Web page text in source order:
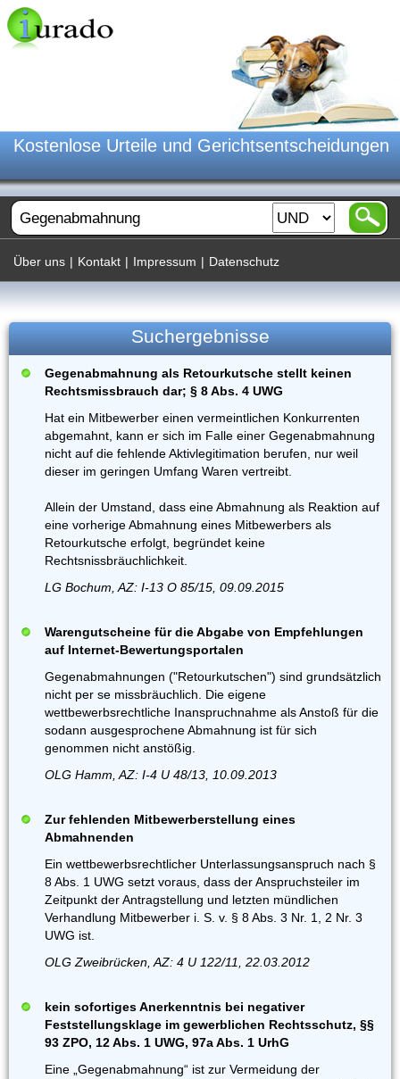
Kostenlose Urteile und Gerichtsentscheidungen
Über uns | Kontakt | Impressum | Datenschutz
Suchergebnisse
Gegenabmahnung als Retourkutsche stellt keinen
Rechtsmissbrauch dar; § 8 Abs. 4 UWG
Hat ein Mitbewerber einen vermeintlichen Konkurrenten
abgemahnt, kann er sich im Falle einer Gegenabmahnung
nicht auf die fehlende Aktivlegitimation berufen, nur weil
dieser im geringen Umfang Waren vertreibt.
Allein der Umstand, dass eine Abmahnung als Reaktion auf
eine vorherige Abmahnung eines Mitbewerbers als
Retourkutsche erfolgt, begründet keine
Rechtsnissbräuchlichkeit.
LG Bochum, AZ: I-13 O 85/15, 09.09.2015
Warengutscheine für die Abgabe von Empfehlungen
auf Internet-Bewertungsportalen
Gegenabmahnungen ("Retourkutschen") sind grundsätzlich
nicht per se missbräuchlich. Die eigene
wettbewerbsrechtliche Inanspruchnahme als Anstoß für die
sodann ausgesprochene Abmahnung ist für sich
genommen nicht anstößig.
OLG Hamm, AZ: I-4 U 48/13, 10.09.2013
Zur fehlenden Mitbewerberstellung eines
Abmahnenden
Ein wettbewerbsrechtlicher Unterlassungsanspruch nach §
8 Abs. 1 UWG setzt voraus, dass der Anspruchsteiler im
Zeitpunkt der Antragstellung und letzten mündlichen
Verhandlung Mitbewerber i. S. v. § 8 Abs. 3 Nr. 1, 2 Nr. 3
UWG ist.
OLG Zweibrücken, AZ: 4 U 122/11, 22.03.2012
kein sofortiges Anerkenntnis bei negativer
Feststellungsklage im gewerblichen Rechtsschutz, §§
93 ZPO, 12 Abs. 1 UWG, 97a Abs. 1 UrhG
Eine „Gegenabmahnung“ ist zur Vermeidung der